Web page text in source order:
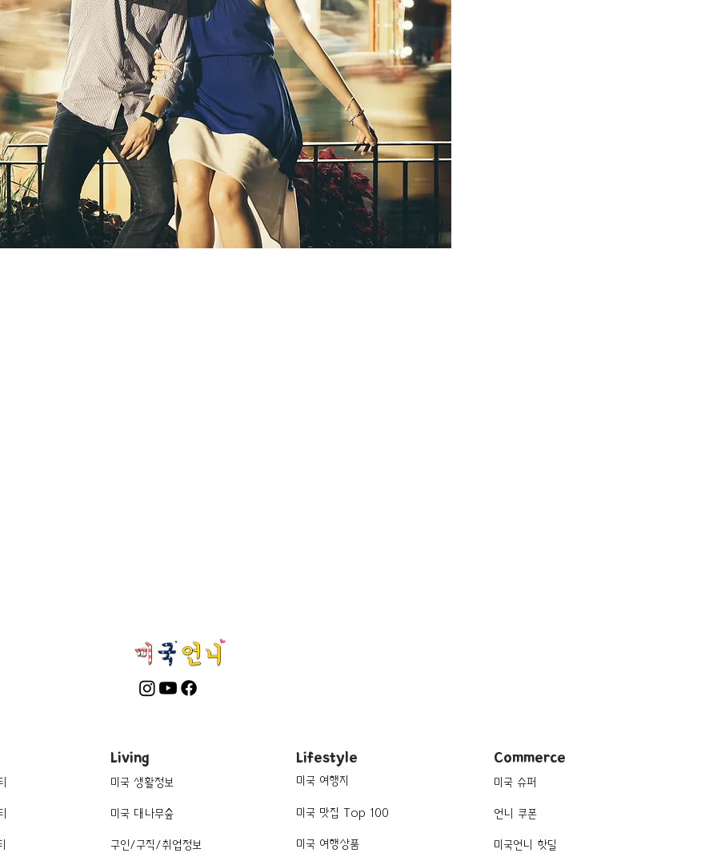
Living
미국 생활정보
미국 대나무숲
구인/구직/취업정보
Lifestyle
미국 여행지
미국 맛집 Top 100
미국 여행상품
Commerce
미국 슈퍼
언니 쿠폰
미국언니 핫딜